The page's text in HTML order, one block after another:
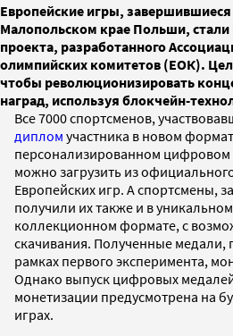
Европейские игры, завершившиеся
Малопольском крае Польши,
проекта, разработанного
олимпийских комитетов (ЕОК).
чтобы революционизировать
наград, используя блокчейн-
Все 7000 спортсменов,
диплом участника в новом
персонализированном цифровом
можно загрузить из
Европейских игр. А спортсмены,
получили их также и в
коллекционном формате, с
скачивания. Полученные медали,
рамках первого эксперимента,
Однако выпуск цифровых
монетизации предусмотрена на
играх.